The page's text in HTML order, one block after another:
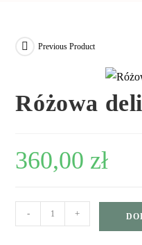
Previous Product
Różowa
360,00 zł
- +